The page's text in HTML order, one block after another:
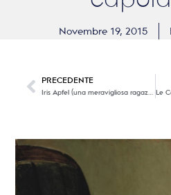
Novembre 19, 2015
PRECEDENTE